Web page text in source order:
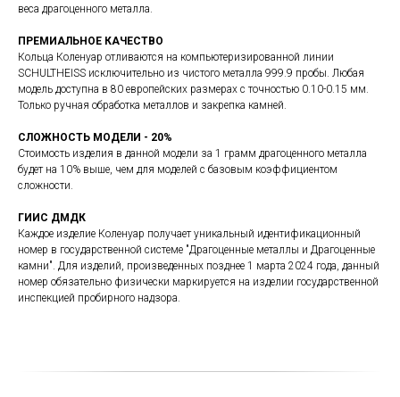
веса драгоценного металла.
ПРЕМИАЛЬНОЕ КАЧЕСТВО
Кольца Коленуар отливаются на компьютеризированной линии
SCHULTHEISS исключительно из чистого металла 999.9 пробы. Любая
модель доступна в 80 европейских размерах с точностью 0.10-0.15 мм.
Только ручная обработка металлов и закрепка камней.
СЛОЖНОСТЬ МОДЕЛИ - 20%
Стоимость изделия в данной модели за 1 грамм драгоценного металла
будет на 10% выше, чем для моделей с базовым коэффициентом
сложности.
ГИИС ДМДК
Каждое изделие Коленуар получает уникальный идентификационный
номер в государственной системе "Драгоценные металлы и Драгоценные
камни". Для изделий, произведенных позднее 1 марта 2024 года, данный
номер обязательно физически маркируется на изделии государственной
инспекцией пробирного надзора.